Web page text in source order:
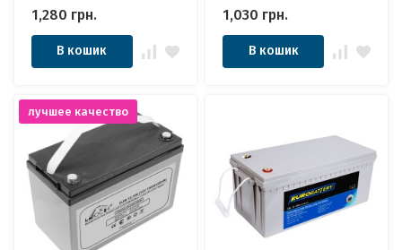
1,280 грн.
В кошик
1,030 грн.
В кошик
лучшее качество